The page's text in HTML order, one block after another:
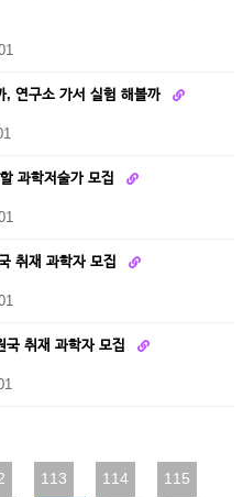
, 연구소 가서 실험 해볼까
과학저술가 모집
취재 과학자 모집
국 취재 과학자 모집
113 114
115